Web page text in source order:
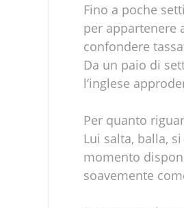
Fino a poche
per appartenere
confondere
Da un paio di
l’inglese
Per quanto
Lui salta, balla,
momento
soavemente